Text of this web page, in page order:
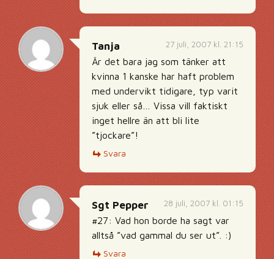
27 juli, 2007 kl. 21:15
Tanja
Är det bara jag som tänker att
kvinna 1 kanske har haft problem
med undervikt tidigare, typ varit
sjuk eller så… Vissa vill faktiskt
inget hellre än att bli lite
”tjockare”!
Svara
28 juli, 2007 kl. 01:15
Sgt Pepper
#27: Vad hon borde ha sagt var
alltså ”vad gammal du ser ut”. :)
Svara